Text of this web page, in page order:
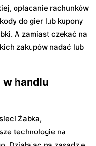
opłacanie rachunków
do gier lub kupony
A zamiast czekać na
zakupów nadać lub
w handlu
Żabka,
technologie na